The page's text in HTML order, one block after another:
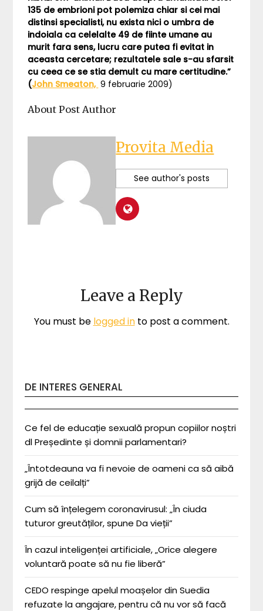
135 de embrioni pot polemiza chiar si cei mai
distinsi specialisti, nu exista nici o umbra de
indoiala ca celelalte 49 de fiinte umane au
murit fara sens, lucru care putea fi evitat in
aceasta cercetare; rezultatele sale s-au sfarsit
cu ceea ce se stia demult cu mare certitudine.”
(John Smeaton, 9 februarie 2009)
About Post Author
Provita Media
See author's posts
Leave a Reply
You must be logged into post a comment.
DE INTERES GENERAL
Ce fel de educație sexuală propun copiilor noștri
dl Președinte și domnii parlamentari?
„Întotdeauna va fi nevoie de oameni ca să aibă
grijă de ceilalți”
Cum să înțelegem coronavirusul: „În ciuda
tuturor greutăților, spune Da vieții”
În cazul inteligenței artificiale, „Orice alegere
voluntară poate să nu fie liberă”
CEDO respinge apelul moașelor din Suedia
refuzate la angajare, pentru că nu vor să facă